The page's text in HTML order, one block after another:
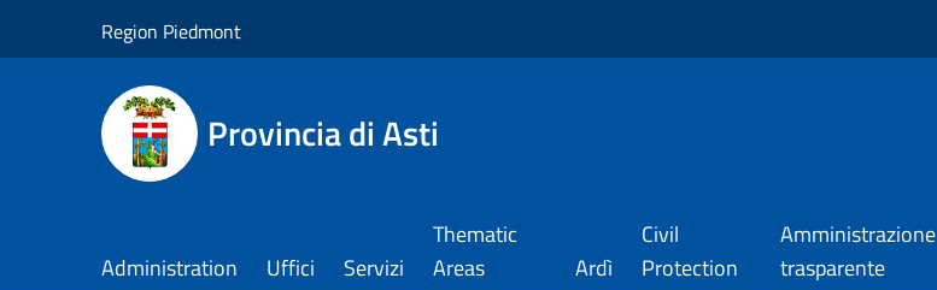
Region Piedmont
Provincia di Asti
Administration Uffici Servizi
Thematic
Areas
Ardì
Civil
Protection
Amministrazione
trasparente